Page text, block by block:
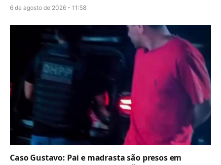
6 de agosto de 2026 - 11:58
Caso Gustavo: Pai e madrasta são presos em